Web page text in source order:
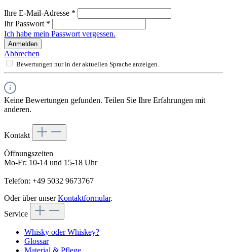
Ihre E-Mail-Adresse *
Ihr Passwort *
Ich habe mein Passwort vergessen.
Anmelden
Abbrechen
Bewertungen nur in der aktuellen Sprache anzeigen.
Keine Bewertungen gefunden. Teilen Sie Ihre Erfahrungen mit
anderen.
Kontakt
Öffnungszeiten
Mo-Fr: 10-14 und 15-18 Uhr
Telefon: +49 5032 9673767
Oder über unserKontaktformular.
Service
Whisky oder Whiskey?
Glossar
Material & Pflege